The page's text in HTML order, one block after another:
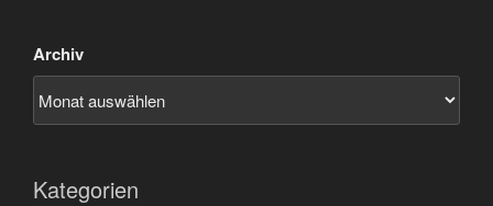
Archiv
Kategorien